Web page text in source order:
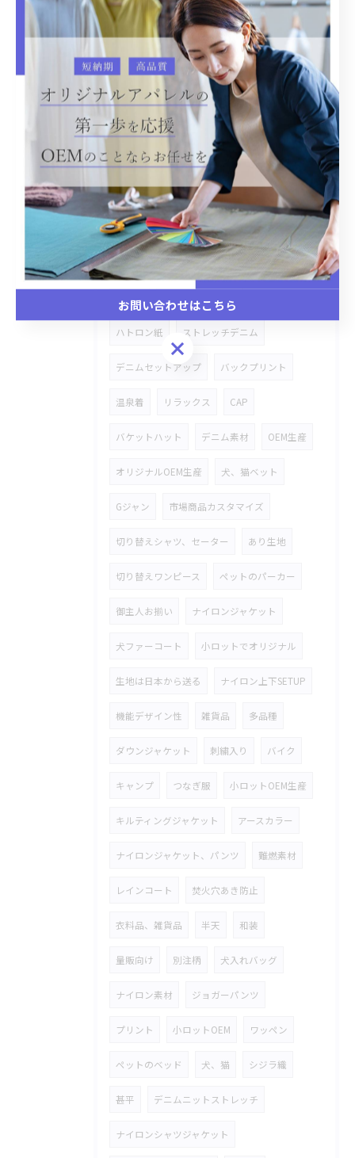
ギンガム ブラウス オシャレ
刺繍ワッペン 雑貨
ハンドタオル ペットベッド
パーツプリント コースター 小物入れ
スタジャン 市場商品 附属変え
手持ちのキャンバスバッグ
オリジナル商品 金具タグ付き デニム
加工物 シャツ オリジナルOEM
レース ステッチワーク
ハトロン紙 ストレッチデニム
デニムセットアップ バックプリント
温泉着 リラックス CAP
バケットハット デニム素材 OEM生産
オリジナルOEM生産 犬、猫ベット
Gジャン 市場商品カスタマイズ
切り替えシャツ、セーター あり生地
切り替えワンピース ペットのパーカー
御主人お揃い ナイロンジャケット
犬ファーコート 小ロットでオリジナル
生地は日本から送る ナイロン上下SETUP
機能デザイン性 雑貨品 多品種
ダウンジャケット 刺繍入り バイク
キャンプ つなぎ服 小ロットOEM生産
キルティングジャケット アースカラー
ナイロンジャケット、パンツ 難燃素材
レインコート 焚火穴あき防止
衣料品、雑貨品 半天 和装
量販向け 別注柄 犬入れバッグ
ナイロン素材 ジョガーパンツ
プリント 小ロットOEM ワッペン
ペットのベッド 犬、猫 シジラ織
甚平 デニムニットストレッチ
ナイロンシャツジャケット
お問い合わせはこちら
お問い合わせはこちら